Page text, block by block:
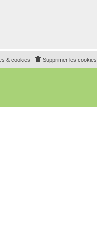
Supprimer les cookies
& cookies